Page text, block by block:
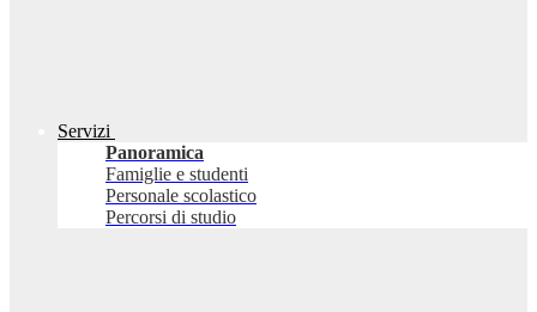
Servizi
Panoramica
Famiglie e studenti
Personale scolastico
Percorsi di studio